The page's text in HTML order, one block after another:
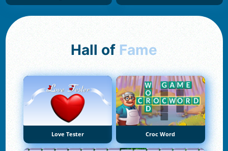
Hall of Fame
Love Tester Croc Word